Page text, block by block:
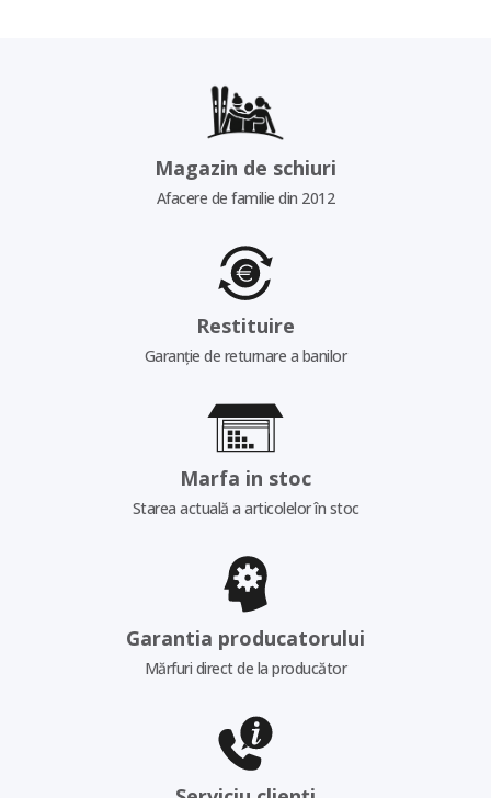
Magazin de schiuri
Afacere de familie din 2012
Restituire
Garanție de returnare a banilor
Marfa in stoc
Starea actuală a articolelor în stoc
Garantia producatorului
Mărfuri direct de la producător